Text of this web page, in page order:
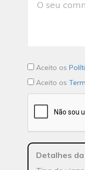
Aceito os
Aceito os
Detalhes